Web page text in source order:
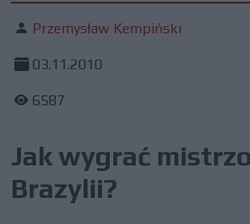
Przemysław Kempiński
03.11.2010
6587
Jak wygrać
Brazylii?